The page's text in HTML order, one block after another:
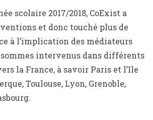
scolaire 2017/2018, CoExist a
et donc touché plus de
à l’implication des médiateurs
sommes intervenus dans différents
la France, à savoir Paris et l’Ile
Toulouse, Lyon, Grenoble,